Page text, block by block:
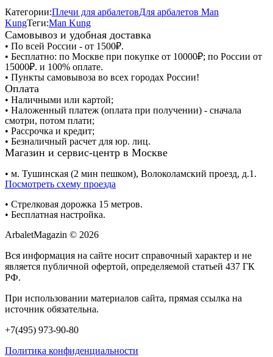
Категории:Плечи для арбалетовДля арбалетов Man
KungТеги:Man Kung
Самовывоз и удобная доставка
• По всей России - от 1500₽.
• Бесплатно: по Москве при покупке от 10000₽; по России от
15000₽. и 100% оплате.
• Пункты самовывоза во всех городах России!
Оплата
• Наличными или картой;
• Наложенный платеж (оплата при получении) - сначала
смотри, потом плати;
• Рассрочка и кредит;
• Безналичный расчет для юр. лиц.
Магазин и сервис-центр в Москве
• м. Тушинская (2 мин пешком), Волоколамский проезд, д.1.
Посмотреть схему проезда
• Cтрелковая дорожка 15 метров.
• Бесплатная настройка.
ArbaletMagazin © 2026
Вся информация на сайте носит справочный характер и не
является публичной офертой, определяемой статьей 437 ГК
РФ.
При использовании материалов сайта, прямая ссылка на
источник обязательна.
+7(495) 973-90-80
Политика конфиденциальности